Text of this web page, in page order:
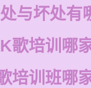
与坏处有
歌培训哪
培训班哪